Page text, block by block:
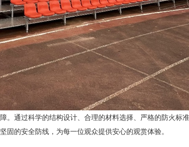
通过科学的结构设计、合理的材料选择、严格的防火标
的安全防线，为每一位观众提供安心的观赏体验。